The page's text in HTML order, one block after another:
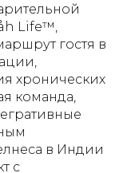
Life™,
гостя в
хронических
команда,
в Индии
с